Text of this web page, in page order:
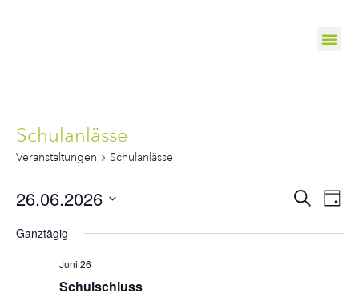
Schulanlässe
Veranstaltungen Schulanlässe
und
Suche
Tag
26.06.2026
wählen.
Ganztägig
Juni 26
Schulschluss